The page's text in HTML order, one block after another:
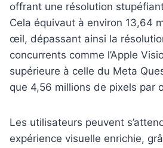
offrant une résolution
Cela équivaut à environ 13,64
œil, dépassant ainsi la
concurrents comme l’Apple
supérieure à celle du Meta
que 4,56 millions de pixels par
Les utilisateurs peuvent
expérience visuelle enrichie,